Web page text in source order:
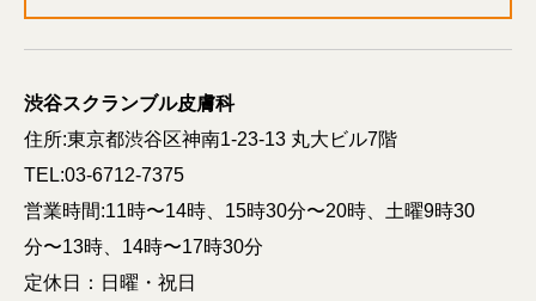
渋谷スクランブル皮膚科
住所:東京都渋谷区神南1-23-13 丸大ビル7階
TEL:03-6712-7375
営業時間:11時〜14時、15時30分〜20時、土曜9時30
分〜13時、14時〜17時30分
定休日：日曜・祝日